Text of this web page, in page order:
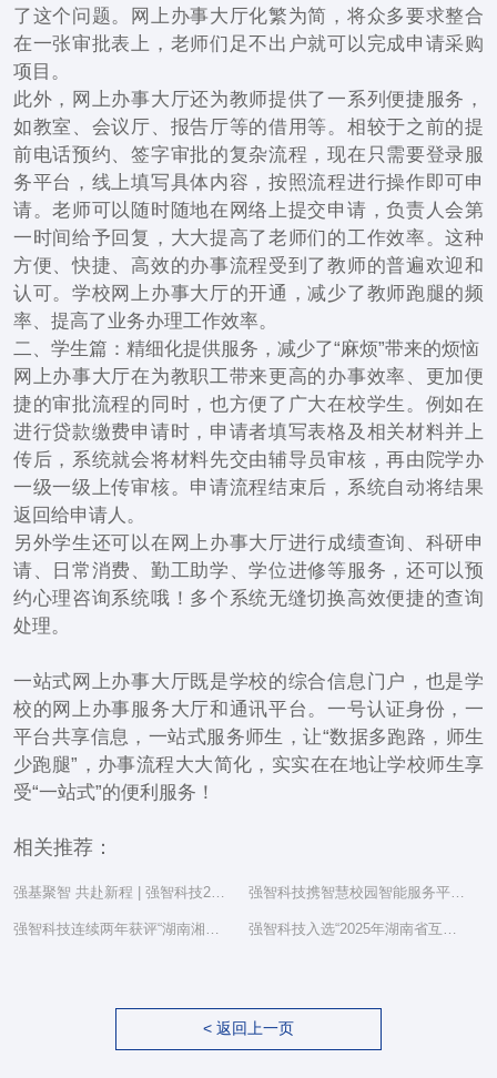
了这个问题。网上办事大厅化繁为简，将众多要求整合
在一张审批表上，老师们足不出户就可以完成申请采购
项目。
此外，网上办事大厅还为教师提供了一系列便捷服务，
如教室、会议厅、报告厅等的借用等。相较于之前的提
前电话预约、签字审批的复杂流程，现在只需要登录服
务平台，线上填写具体内容，按照流程进行操作即可申
请。老师可以随时随地在网络上提交申请，负责人会第
一时间给予回复，大大提高了老师们的工作效率。这种
方便、快捷、高效的办事流程受到了教师的普遍欢迎和
认可。学校网上办事大厅的开通，减少了教师跑腿的频
率、提高了业务办理工作效率。
二、学生篇：精细化提供服务，减少了“麻烦”带来的烦恼
网上办事大厅在为教职工带来更高的办事效率、更加便
捷的审批流程的同时，也方便了广大在校学生。例如在
进行贷款缴费申请时，申请者填写表格及相关材料并上
传后，系统就会将材料先交由辅导员审核，再由院学办
一级一级上传审核。申请流程结束后，系统自动将结果
返回给申请人。
另外学生还可以在网上办事大厅进行成绩查询、科研申
请、日常消费、勤工助学、学位进修等服务，还可以预
约心理咨询系统哦！多个系统无缝切换高效便捷的查询
处理。
一站式网上办事大厅既是学校的综合信息门户，也是学
校的网上办事服务大厅和通讯平台。一号认证身份，一
平台共享信息，一站式服务师生，让“数据多跑路，师生
少跑腿”，办事流程大大简化，实实在在地让学校师生享
受“一站式”的便利服务！
相关推荐：
强基聚智 共赴新程 | 强智科技2025年度总结表彰大会隆重举行
强智科技连续两年获评“湖南湘江新区民营企业社会责任百强” 强智科技入选“2025年湖南省互联网综合实力前三十家企业”
< 返回上一页